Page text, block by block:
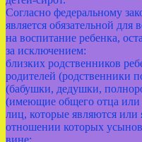
Согласно федеральному
является обязательной
на воспитание ребенка,
за исключением:
близких родственников
родителей (родственники
(бабушки, дедушки,
(имеющие общего отца или
лиц, которые являются или
отношении которых
вине;